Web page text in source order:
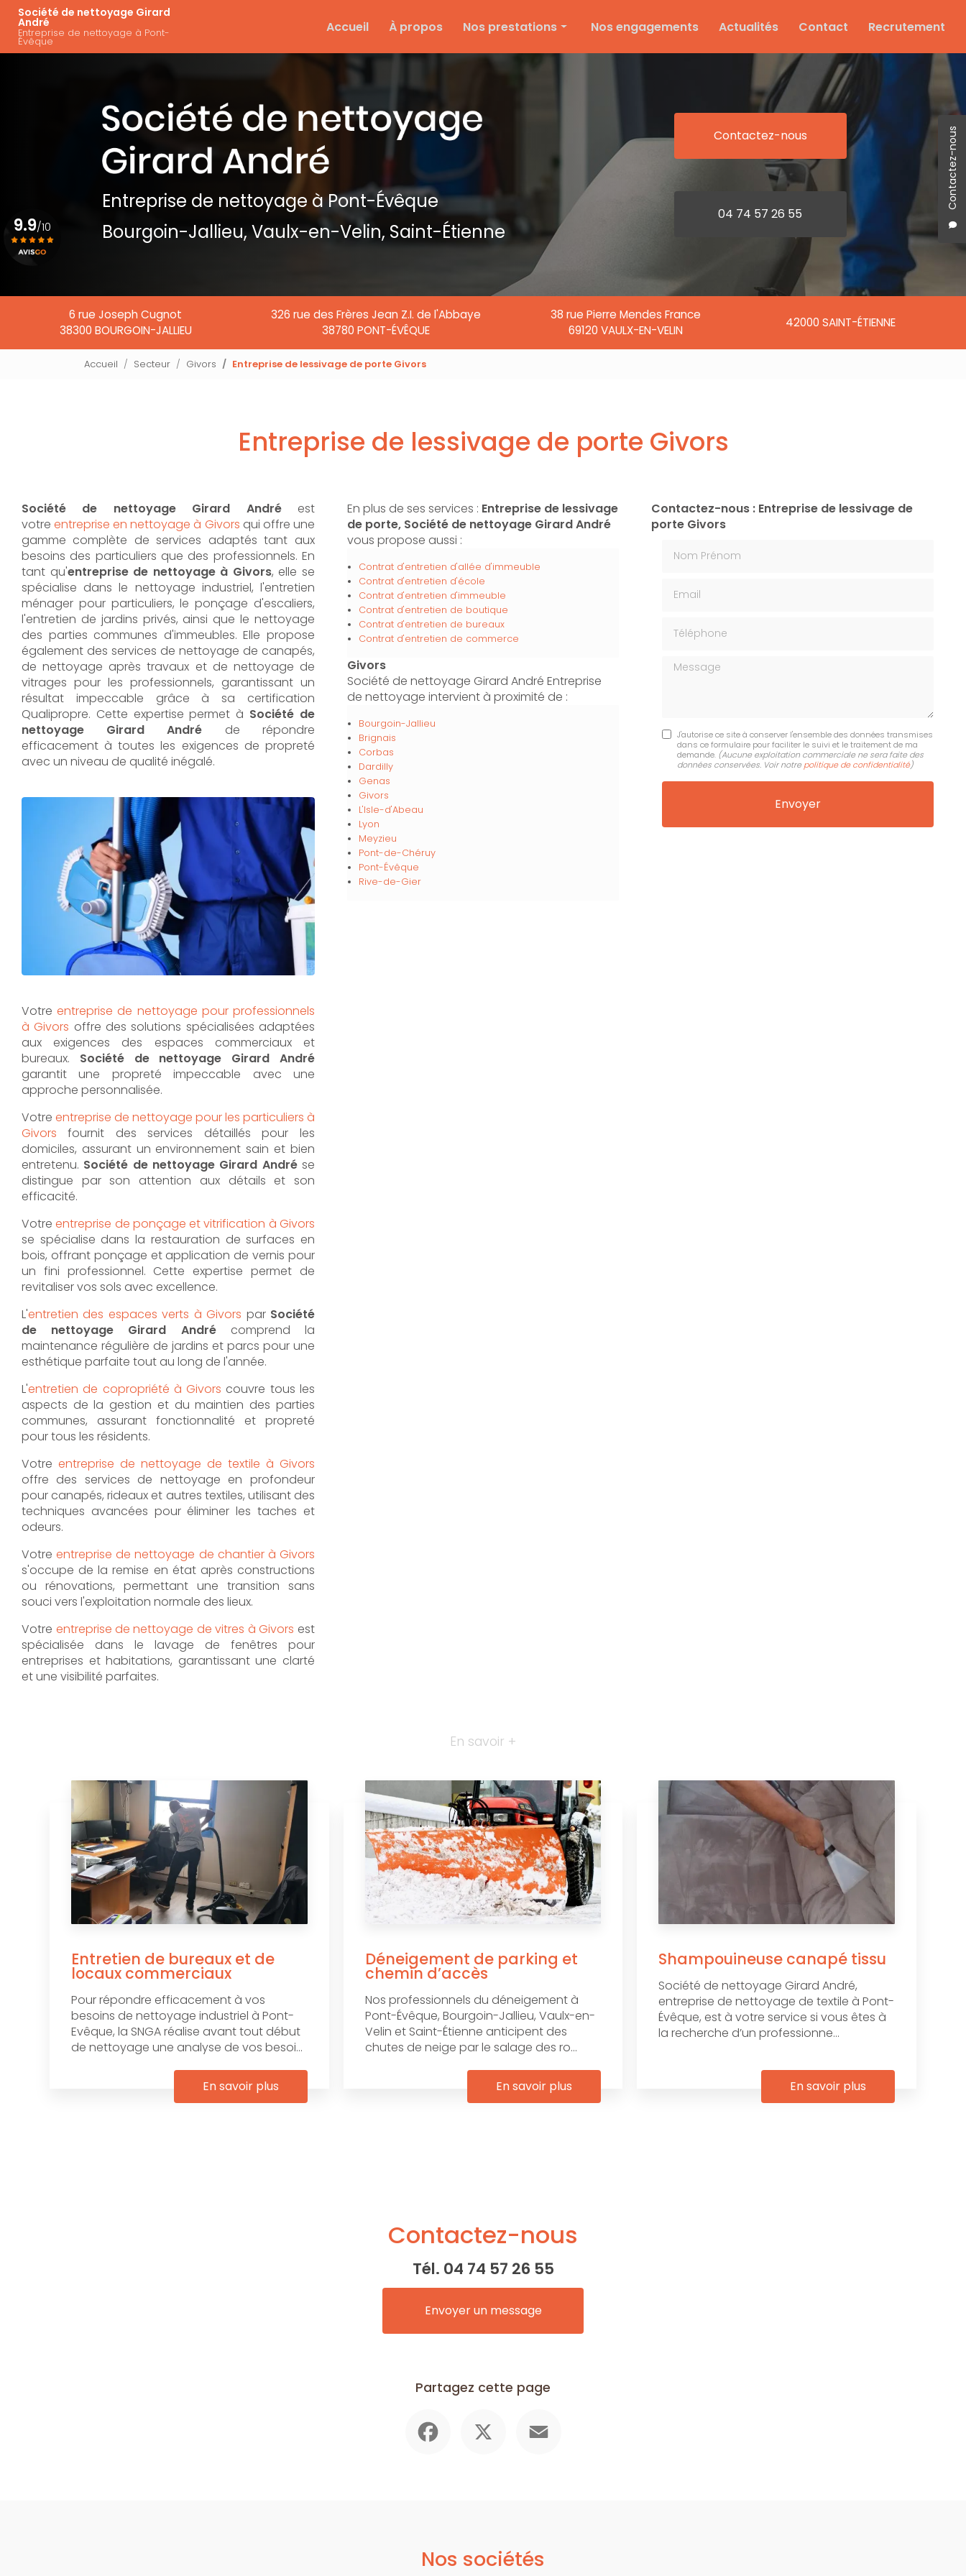
Aller
contenu
principal
Société de nettoyage Girard
André
Entreprise de nettoyage à Pont-
Évêque
Contactez-nous
Accueil
À propos Nos prestations
Nettoyage d'entreprise
Ponçage et vitrification
Nettoyage de textile
Nettoyage de chantier
Nettoyage de vitre
Nos engagements Actualités Contact Recrutement
Entreprise de nettoyage à Pont-Évêque
Bourgoin-Jallieu, Vaulx-en-Velin, Saint-Étienne
Contactez-nous
04 74 57 26 55
6 rue Joseph Cugnot
38300 BOURGOIN-JALLIEU
326 rue des Frères Jean Z.I. de l'Abbaye
38780 PONT-ÉVÊQUE
38 rue Pierre Mendes France
69120 VAULX-EN-VELIN
42000 SAINT-ÉTIENNE
9.9/10
Accueil Secteur Givors Entreprise de lessivage de porte Givors
Entreprise de lessivage de porte Givors
Société de nettoyage Girard Andréest
votreentreprise en nettoyage à Givors qui offre une
gamme complète de services adaptés tant aux
besoins des particuliers que des professionnels. En
tant qu'entreprise de nettoyage à Givors, elle se
spécialise dans le nettoyage industriel, l'entretien
ménager pour particuliers, le ponçage d'escaliers,
l'entretien de jardins privés, ainsi que le nettoyage
des parties communes d'immeubles. Elle propose
également des services de nettoyage de canapés,
de nettoyage après travaux et de nettoyage de
vitrages pour les professionnels, garantissant un
résultat impeccable grâce à sa certification
Qualipropre. Cette expertise permet à Société de
nettoyage Girard André de répondre
efficacement à toutes les exigences de propreté
avec un niveau de qualité inégalé.
Votreentreprise de nettoyage pour professionnels
à Givors offre des solutions spécialisées adaptées
aux exigences des espaces commerciaux et
bureaux. Société de nettoyage Girard André
garantit une propreté impeccable avec une
approche personnalisée.
Votre entreprise de nettoyage pour les particuliers à
Givors fournit des services détaillés pour les
domiciles, assurant un environnement sain et bien
entretenu. Société de nettoyage Girard Andrése
distingue par son attention aux détails et son
efficacité.
Votreentreprise de ponçage et vitrification à Givors
se spécialise dans la restauration de surfaces en
bois, offrant ponçage et application de vernis pour
un fini professionnel. Cette expertise permet de
revitaliser vos sols avec excellence.
L'entretien des espaces verts à Givors par Société
de nettoyage Girard Andrécomprend la
maintenance régulière de jardins et parcs pour une
esthétique parfaite tout au long de l'année.
L'entretien de copropriété à Givors couvre tous les
aspects de la gestion et du maintien des parties
communes, assurant fonctionnalité et propreté
pour tous les résidents.
Votre entreprise de nettoyage de textile à Givors
offre des services de nettoyage en profondeur
pour canapés, rideaux et autres textiles, utilisant des
techniques avancées pour éliminer les taches et
odeurs.
Votreentreprise de nettoyage de chantier à Givors
s'occupe de la remise en état après constructions
ou rénovations, permettant une transition sans
souci vers l'exploitation normale des lieux.
Votre entreprise de nettoyage de vitres à Givors est
spécialisée dans le lavage de fenêtres pour
entreprises et habitations, garantissant une clarté
et une visibilité parfaites.
En plus de ses services : Entreprise de lessivage
de porte, Société de nettoyage Girard André
vous propose aussi :
Contrat d'entretien d'allée d'immeuble
Contrat d'entretien d'école
Contrat d'entretien d'immeuble
Contrat d'entretien de boutique
Contrat d'entretien de bureaux
Contrat d'entretien de commerce
Givors
Société de nettoyage Girard André Entreprise
de nettoyage intervient à proximité de :
Bourgoin-Jallieu
Brignais
Corbas
Dardilly
Genas
Givors
L'Isle-d'Abeau
Lyon
Meyzieu
Pont-de-Chéruy
Pont-Évêque
Rive-de-Gier
Contactez-nous : Entreprise de lessivage de
porte Givors
Message
J'autorise ce site à conserver l'ensemble des données transmises
dans ce formulaire pour faciliter le suivi et le traitement de ma
demande. (Aucune exploitation commerciale ne sera faite des
données conservées. Voir notre politique de confidentialité)
En savoir +
Entretien de bureaux et de
locaux commerciaux
Pour répondre efficacement à vos
besoins de nettoyage industriel à Pont-
Evêque, la SNGA réalise avant tout début
de nettoyage une analyse de vos besoi...
En savoir plus
Déneigement de parking et
chemin d’accès
Nos professionnels du déneigement à
Pont-Évêque, Bourgoin-Jallieu, Vaulx-en-
Velin et Saint-Étienne anticipent des
chutes de neige par le salage des ro...
En savoir plus
Shampouineuse canapé tissu
Société de nettoyage Girard André,
entreprise de nettoyage de textile à Pont-
Évêque, est à votre service si vous êtes à
la recherche d’un professionne...
En savoir plus
Contactez-nous
Tél. 04 74 57 26 55
Envoyer un message
Partagez cette page
Nos sociétés